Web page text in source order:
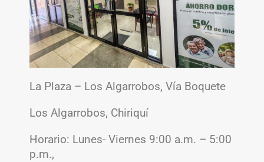
La Plaza – Los Algarrobos, Vía Boquete
Los Algarrobos, Chiriquí
Horario: Lunes- Viernes 9:00 a.m. – 5:00
p.m.,